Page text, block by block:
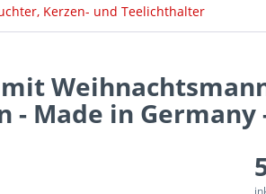
Kerzen- und Teelichthalter
- Made in Germany